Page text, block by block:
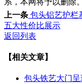
上一条 包头铝艺护栏
五大性价比展示
返回列表
【相关文章】
包头铁艺大门